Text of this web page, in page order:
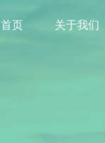
首页 关于我们